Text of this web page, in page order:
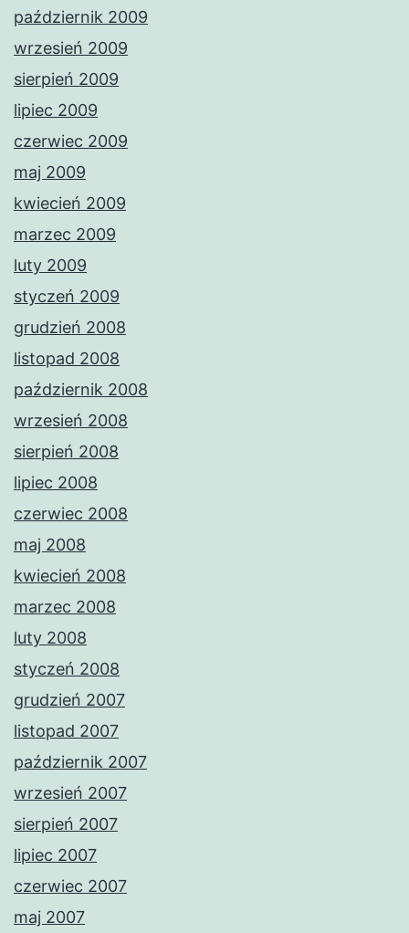
październik 2009
wrzesień 2009
sierpień 2009
lipiec 2009
czerwiec 2009
maj 2009
kwiecień 2009
marzec 2009
luty 2009
styczeń 2009
grudzień 2008
listopad 2008
październik 2008
wrzesień 2008
sierpień 2008
lipiec 2008
czerwiec 2008
maj 2008
kwiecień 2008
marzec 2008
luty 2008
styczeń 2008
grudzień 2007
listopad 2007
październik 2007
wrzesień 2007
sierpień 2007
lipiec 2007
czerwiec 2007
maj 2007